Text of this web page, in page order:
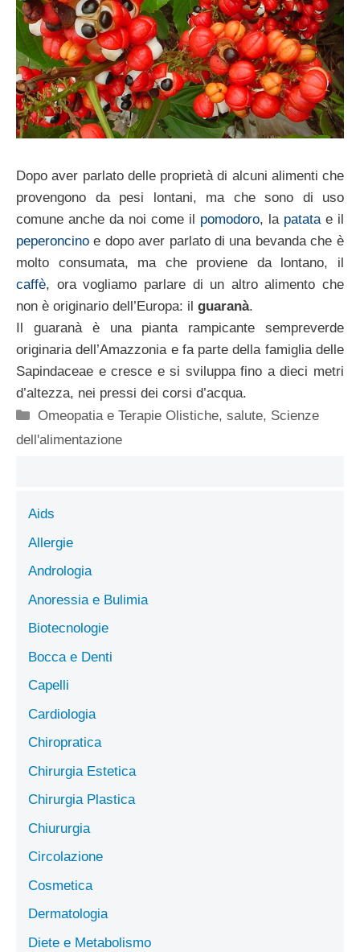
Dopo aver parlato delle proprietà di alcuni alimenti che
provengono da pesi lontani, ma che sono di uso
comune anche da noi come il pomodoro, la patatae il
peperoncino e dopo aver parlato di una bevanda che è
molto consumata, ma che proviene da lontano, il
caffè, ora vogliamo parlare di un altro alimento che
non è originario dell’Europa: il guaranà.
Il guaranà è una pianta rampicante sempreverde
originaria dell’Amazzonia e fa parte della famiglia delle
Sapindaceae e cresce e si sviluppa fino a dieci metri
d’altezza, nei pressi dei corsi d’acqua.
Categorie
Omeopatia e Terapie Olistiche,salute, Scienze
dell'alimentazione
Aids
Allergie
Andrologia
Anoressia e Bulimia
Biotecnologie
Bocca e Denti
Capelli
Cardiologia
Chiropratica
Chirurgia Estetica
Chirurgia Plastica
Chiururgia
Circolazione
Cosmetica
Dermatologia
Diete e Metabolismo